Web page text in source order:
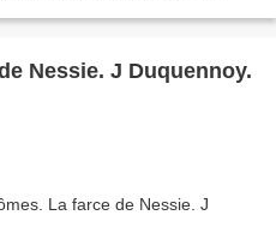
Nessie. J Duquennoy.